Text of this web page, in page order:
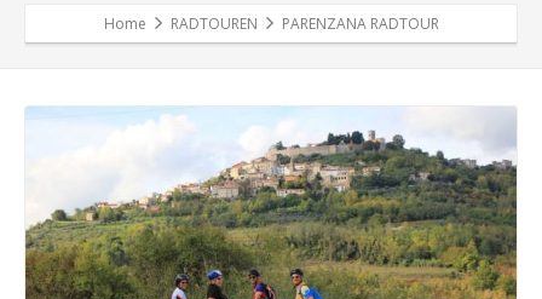
Home RADTOUREN PARENZANA RADTOUR